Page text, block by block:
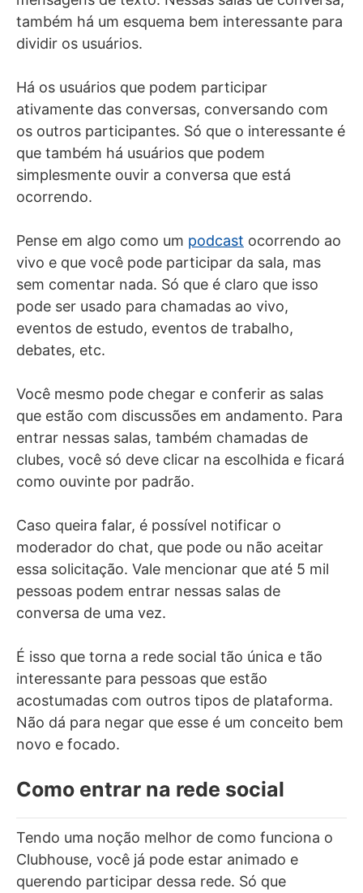
também há um esquema bem interessante para
dividir os usuários.
Há os usuários que podem participar
ativamente das conversas, conversando com
os outros participantes. Só que o interessante é
que também há usuários que podem
simplesmente ouvir a conversa que está
ocorrendo.
Pense em algo como um podcast ocorrendo ao
vivo e que você pode participar da sala, mas
sem comentar nada. Só que é claro que isso
pode ser usado para chamadas ao vivo,
eventos de estudo, eventos de trabalho,
debates, etc.
Você mesmo pode chegar e conferir as salas
que estão com discussões em andamento. Para
entrar nessas salas, também chamadas de
clubes, você só deve clicar na escolhida e ficará
como ouvinte por padrão.
Caso queira falar, é possível notificar o
moderador do chat, que pode ou não aceitar
essa solicitação. Vale mencionar que até 5 mil
pessoas podem entrar nessas salas de
conversa de uma vez.
É isso que torna a rede social tão única e tão
interessante para pessoas que estão
acostumadas com outros tipos de plataforma.
Não dá para negar que esse é um conceito bem
novo e focado.
Como entrar na rede social
Tendo uma noção melhor de como funciona o
Clubhouse, você já pode estar animado e
querendo participar dessa rede. Só que